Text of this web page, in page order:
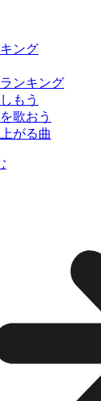
ング
ンキング
もう
歌おう
がる曲